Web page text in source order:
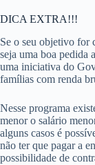
DICA EXTRA!!!
Se o seu objetivo for
seja uma boa pedida
uma iniciativa do
famílias com renda
Nesse programa
menor o salário
alguns casos é
não ter que pagar a
possibilidade de